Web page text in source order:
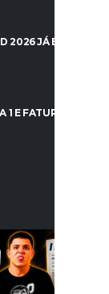
2026 JÁ ESTÃO À
E FATURA O
REGISTRO! PAULINHO
PERDER
157